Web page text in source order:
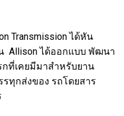
Transmission ได้หัน
Allison ได้ออกแบบ พัฒนา
ที่เคยมีมาสำหรับยาน
ทุกส่งของ รถโดยสาร